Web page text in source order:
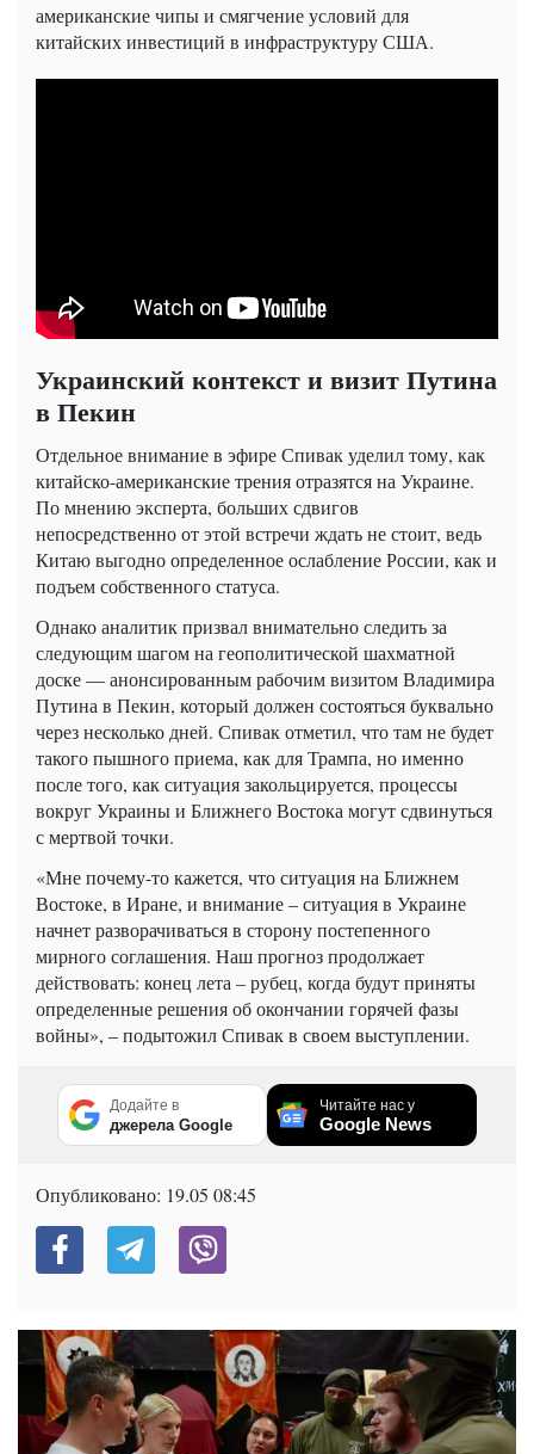
американские чипы и смягчение условий для
китайских инвестиций в инфраструктуру США.
Украинский контекст и визит Путина
в Пекин
Отдельное внимание в эфире Спивак уделил тому, как
китайско-американские трения отразятся на Украине.
По мнению эксперта, больших сдвигов
непосредственно от этой встречи ждать не стоит, ведь
Китаю выгодно определенное ослабление России, как и
подъем собственного статуса.
Однако аналитик призвал внимательно следить за
следующим шагом на геополитической шахматной
доске — анонсированным рабочим визитом Владимира
Путина в Пекин, который должен состояться буквально
через несколько дней. Спивак отметил, что там не будет
такого пышного приема, как для Трампа, но именно
после того, как ситуация закольцируется, процессы
вокруг Украины и Ближнего Востока могут сдвинуться
с мертвой точки.
«Мне почему-то кажется, что ситуация на Ближнем
Востоке, в Иране, и внимание – ситуация в Украине
начнет разворачиваться в сторону постепенного
мирного соглашения. Наш прогноз продолжает
действовать: конец лета – рубец, когда будут приняты
определенные решения об окончании горячей фазы
войны», – подытожил Спивак в своем выступлении.
Додайте в
джерела Google
Читайте нас у
Google News
Опубликовано: 19.05 08:45